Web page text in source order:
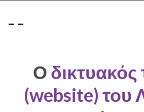
– –
Ο
(website) του